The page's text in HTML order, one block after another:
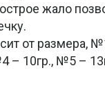
жало
от размера,
– 10гр., №5 –